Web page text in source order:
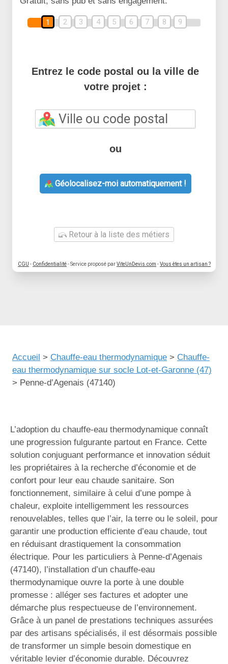
1 2 3 4 5 6 7 8 9
Entrez le code postal ou la ville de
votre projet :
ou
Géolocalisez-moi automatiquement !
Retour à la liste des métiers
CGU - Confidentialité- Service proposé parViteUnDevis.com -Vous êtes un artisan ?
Accueil > Chauffe-eau thermodynamique > Chauffe-
eau thermodynamique sur socle Lot-et-Garonne (47)
> Penne-d’Agenais (47140)
L’adoption du chauffe-eau thermodynamique connaît
une progression fulgurante partout en France. Cette
solution conjuguant performance et innovation séduit
les propriétaires à la recherche d’économie et de
confort pour leur eau chaude sanitaire. Son
fonctionnement, similaire à celui d’une pompe à
chaleur, exploite intelligemment les ressources
renouvelables, telles que l’air, la terre ou le soleil, pour
garantir une production efficiente d’eau chaude, tout
en réduisant drastiquement la consommation
électrique. Pour les particuliers à Penne-d’Agenais
(47140), l’installation d’un chauffe-eau
thermodynamique ouvre la porte à une double
promesse : alléger ses factures et adopter une
démarche plus respectueuse de l’environnement.
Grâce à un panel de prestations techniques assurées
par des artisans spécialisés, il est désormais possible
de transformer un simple besoin domestique en
véritable levier d’économie durable. Découvrez